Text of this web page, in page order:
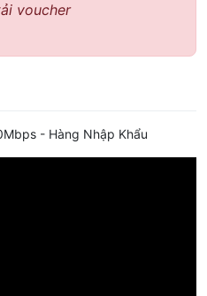
voucher
- Hàng Nhập Khẩu